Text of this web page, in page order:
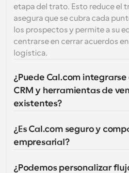
etapa del trato. Esto reduce el
asegura que se cubra cada
los prospectos y permite a su
centrarse en cerrar acuerdos
logística.
¿Puede Cal.com
CRM y herramientas de
existentes?
¿Es Cal.com seguro y
empresarial?
¿Podemos personalizar